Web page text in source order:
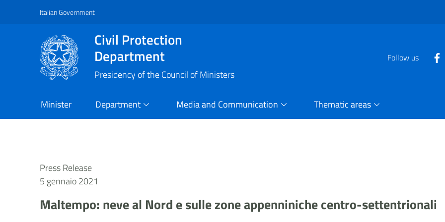
Vai al contenuto principale
Raggiungi il piè di pagina
Italian Government
Civil Protection
Department
Presidency of the Council of Ministers
Follow us
Minister Department Media and Communication Thematic areas
Press Release
5 gennaio 2021
Maltempo: neve al Nord e sulle zone appenniniche centro-settentrionali